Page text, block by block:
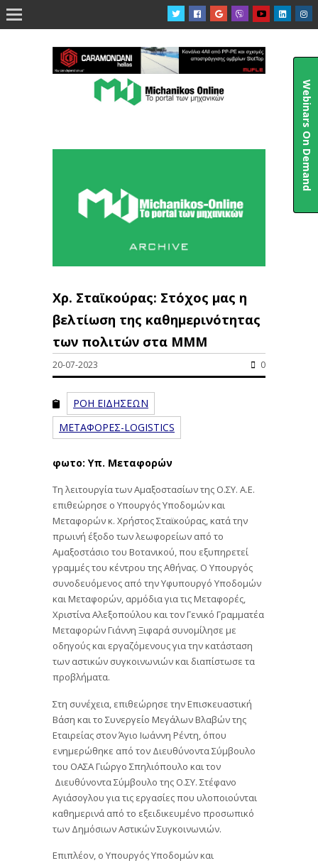

Χρ. Σταϊκούρας: Στόχος μας η
βελτίωση της καθημερινότητας
των πολιτών στα ΜΜΜ
20-07-2023 0
ΡΟΗ ΕΙΔΗΣΕΩΝ
ΜΕΤΑΦΟΡΕΣ-LOGISTICS
φωτο: Υπ. Μεταφορών
Τη λειτουργία των Αμαξοστασίων της Ο.ΣΥ. Α.Ε.
επιθεώρησε ο Υπουργός Υποδομών και
Μεταφορών κ. Χρήστος Σταϊκούρας, κατά την
πρωινή έξοδο των λεωφορείων από το
Αμαξοστάσιο του Βοτανικού, που εξυπηρετεί
γραμμές του κέντρου της Αθήνας. Ο Υπουργός
συνοδευόμενος από την Υφυπουργό Υποδομών
και Μεταφορών, αρμόδια για τις Μεταφορές,
Χριστίνα Αλεξοπούλου και τον Γενικό Γραμματέα
Μεταφορών Γιάννη Ξιφαρά συνομίλησε με
οδηγούς και εργαζόμενους για την κατάσταση
των αστικών συγκοινωνιών και διαπίστωσε τα
προβλήματα.
Στη συνέχεια, επιθεώρησε την Επισκευαστική
Βάση και το Συνεργείο Μεγάλων Βλαβών της
Εταιρείας στον Άγιο Ιωάννη Ρέντη, όπου
ενημερώθηκε από τον Διευθύνοντα Σύμβουλο
του ΟΑΣΑ Γιώργο Σπηλιόπουλο και τον
Διευθύνοντα Σύμβουλο της Ο.ΣΥ. Στέφανο
Αγιάσογλου για τις εργασίες που υλοποιούνται
καθημερινά από το εξειδικευμένο προσωπικό
των Δημόσιων Αστικών Συγκοινωνιών.
Επιπλέον, ο Υπουργός Υποδομών και
Webinars On Demand